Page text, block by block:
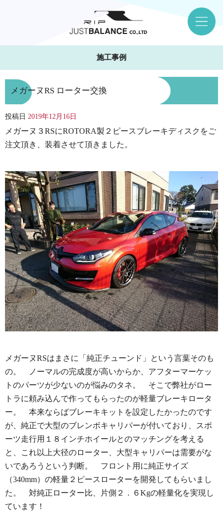
施工事例
メガーヌRS ローター交換
投稿日 2019年12月16日
メガーヌ３RSにROTORA製２ピースブレーキディスクをご
注文頂き、装着させて頂きました。
メガーヌRSはまさに「純正チューンド」という言葉そのも
の。 ノーマルの完成度が高いからか、アフターマーケッ
トのパーツが少ないのが悩みのタネ。 そこで弊社がロー
トラに頼み込んで作ってもらったのが軽量ブレーキロータ
ー。 本来ならばブレーキキットを設定したかったのです
が、純正で大型のブレンボキャリパーが付いており、スポ
ーツ走行用１８インチホイールとのマッチングを考える
と、これ以上大径のローター、大型キャリパーは需要がな
いであろうという判断。 フロント用に純正サイズ
（340mm）の軽量２ピースローターを開発してもらいまし
た。 対純正ローター比、片側２．６Kgの軽量化を実現し
ています！